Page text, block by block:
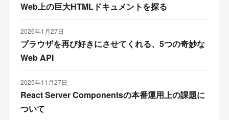
Web上の巨大HTMLドキュメントを探る
2026年1月27日
ブラウザを再び好きにさせてくれる、5つの奇妙な
Web API
2025年11月27日
React Server Componentsの本番運用上の課題に
ついて